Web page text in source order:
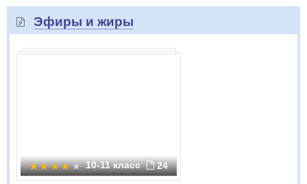
Эфиры и жиры
10-11 класс 24